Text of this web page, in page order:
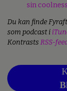
sin
Du kan finde
som podcast i
KontrastsRSS-